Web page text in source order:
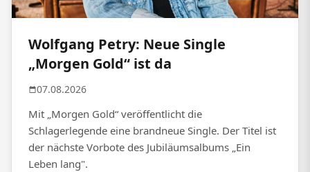
Wolfgang Petry: Neue Single
„Morgen Gold“ ist da
07.08.2026
Mit „Morgen Gold“ veröffentlicht die
Schlagerlegende eine brandneue Single. Der Titel ist
der nächste Vorbote des Jubiläumsalbums „Ein
Leben lang".